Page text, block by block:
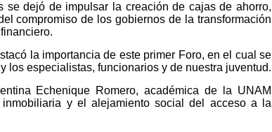
se dejó de impulsar la creación de cajas de ahorro,
compromiso de los gobiernos de la transformación
la importancia de este primer Foro, en el cual se
los especialistas, funcionarios y de nuestra juventud.
Echenique Romero, académica de la UNAM
y el alejamiento social del acceso a la